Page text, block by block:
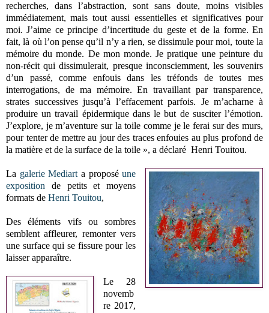
recherches, dans l’abstraction, sont sans doute, moins visibles
immédiatement, mais tout aussi essentielles et significatives pour
moi. J’aime ce principe d’incertitude du geste et de la forme. En
fait, là où l’on pense qu’il n’y a rien, se dissimule pour moi, toute la
mémoire du monde. De mon monde. Je pratique une peinture du
non-récit qui dissimulerait, presque inconsciemment, les souvenirs
d’un passé, comme enfouis dans les tréfonds de toutes mes
interrogations, de ma mémoire. En travaillant par transparence,
strates successives jusqu’à l’effacement parfois. Je m’acharne à
produire un travail épidermique dans le but de susciter l’émotion.
J’explore, je m’aventure sur la toile comme je le ferai sur des murs,
pour tenter de mettre au jour des traces enfouies au plus profond de
la matière et de la surface de la toile », a déclaré Henri Touitou.
La galerie Mediart a proposéune
exposition de petits et moyens
formats de Henri Touitou,
Des éléments vifs ou sombres
semblent affleurer, remonter vers
une surface qui se fissure pour les
laisser apparaître.
Le 28
novemb
re 2017,